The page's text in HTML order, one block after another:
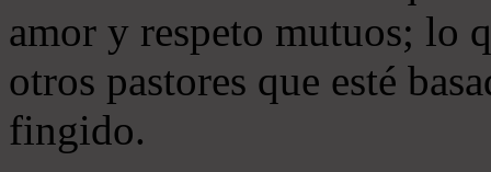
amor y respeto mutuos; lo
otros pastores que esté
fingido.